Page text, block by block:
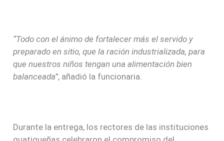
“Todo con el ánimo de fortalecer más el servido y
preparado en sitio, que la ración industrializada, para
que nuestros niños tengan una alimentación bien
balanceada”, añadió la funcionaria.
Durante la entrega, los rectores de las instituciones